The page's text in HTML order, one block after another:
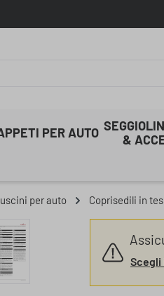
PER AUTO
&
per auto Coprisedili in
Scegli